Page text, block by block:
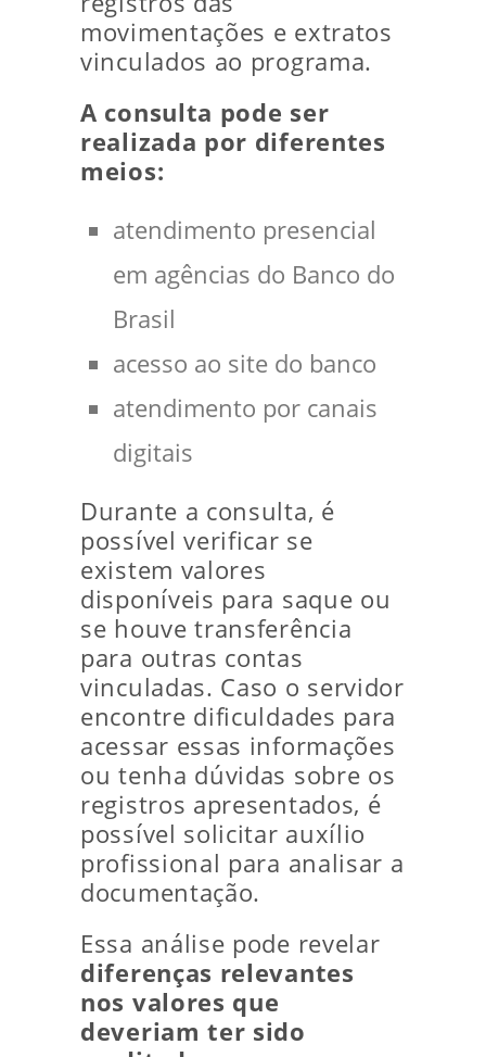
movimentações e extratos
vinculados ao programa.
A consulta pode ser
realizada por diferentes
meios:
atendimento presencial
em agências do Banco do
Brasil
acesso ao site do banco
atendimento por canais
digitais
Durante a consulta, é
possível verificar se
existem valores
disponíveis para saque ou
se houve transferência
para outras contas
vinculadas. Caso o servidor
encontre dificuldades para
acessar essas informações
ou tenha dúvidas sobre os
registros apresentados, é
possível solicitar auxílio
profissional para analisar a
documentação.
Essa análise pode revelar
diferenças relevantes
nos valores que
deveriam ter sido